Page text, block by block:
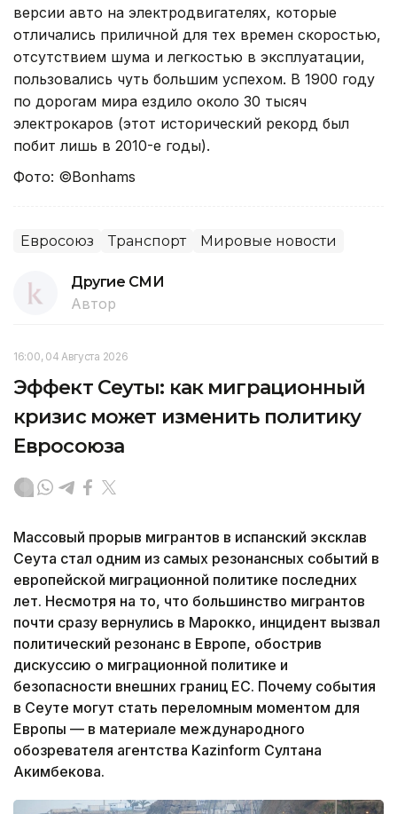
версии авто на электродвигателях, которые
отличались приличной для тех времен скоростью,
отсутствием шума и легкостью в эксплуатации,
пользовались чуть большим успехом. В 1900 году
по дорогам мира ездило около 30 тысяч
электрокаров (этот исторический рекорд был
побит лишь в 2010-е годы).
Фото: ©Bonhams
Евросоюз Транспорт Мировые новости
Другие СМИ
Автор
16:00, 04 Августа 2026
Эффект Сеуты: как миграционный
кризис может изменить политику
Евросоюза
Массовый прорыв мигрантов в испанский эксклав
Сеута стал одним из самых резонансных событий в
европейской миграционной политике последних
лет. Несмотря на то, что большинство мигрантов
почти сразу вернулись в Марокко, инцидент вызвал
политический резонанс в Европе, обострив
дискуссию о миграционной политике и
безопасности внешних границ ЕС. Почему события
в Сеуте могут стать переломным моментом для
Европы — в материале международного
обозревателя агентства Kazinform Султана
Акимбекова.